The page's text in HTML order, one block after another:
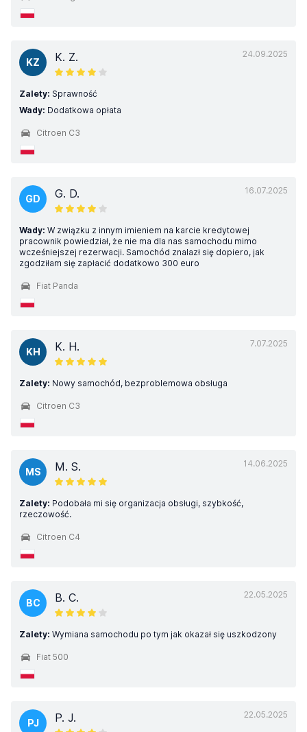
24.09.2025
KZ K. Z.
Zalety: Sprawność
Wady: Dodatkowa opłata
Citroen C3
16.07.2025
GD G. D.
Wady: W związku z innym imieniem na karcie kredytowej
pracownik powiedział, że nie ma dla nas samochodu mimo
wcześniejszej rezerwacji. Samochód znalazł się dopiero, jak
zgodziłam się zapłacić dodatkowo 300 euro
Fiat Panda
7.07.2025
KH K. H.
Zalety: Nowy samochód, bezproblemowa obsługa
Citroen C3
14.06.2025
MS M. S.
Zalety: Podobała mi się organizacja obsługi, szybkość,
rzeczowość.
Citroen C4
22.05.2025
BC B. C.
Zalety: Wymiana samochodu po tym jak okazał się uszkodzony
Fiat 500
22.05.2025
PJ P. J.